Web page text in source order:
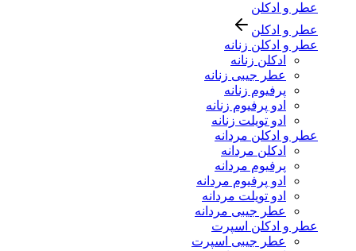
عطر و ادکلن
عطر و ادکلن
عطر و ادکلن زنانه
ادکلن زنانه
عطر جیبی زنانه
پرفیوم زنانه
ادو پرفیوم زنانه
ادو تویلت زنانه
عطر و ادکلن مردانه
ادکلن مردانه
پرفیوم مردانه
ادو پرفیوم مردانه
ادو تویلت مردانه
عطر جیبی مردانه
عطر و ادکلن اسپرت
عطر جیبی اسپرت